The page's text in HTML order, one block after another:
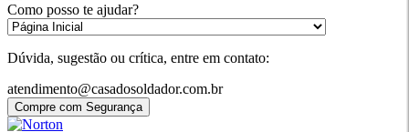
Como posso te ajudar?
Dúvida, sugestão ou crítica, entre em contato:
atendimento@casadosoldador.com.br
Compre com Segurança